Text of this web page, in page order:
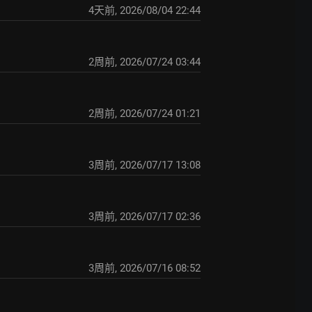
4天前, 2026/08/04 22:44
2周前, 2026/07/24 03:44
2周前, 2026/07/24 01:21
3周前, 2026/07/17 13:08
3周前, 2026/07/17 02:36
3周前, 2026/07/16 08:52